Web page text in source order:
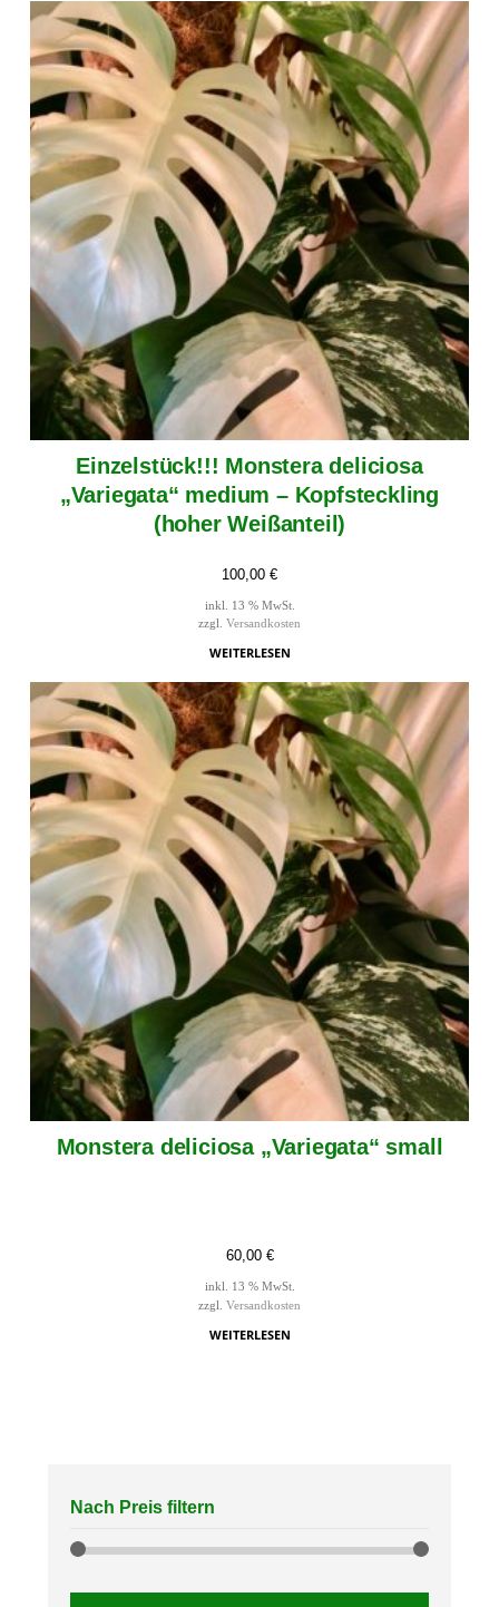
Einzelstück!!! Monstera deliciosa
„Variegata“ medium – Kopfsteckling
(hoher Weißanteil)
100,00 €
inkl. 13 % MwSt.
zzgl. Versandkosten
WEITERLESEN
Monstera deliciosa „Variegata“ small
60,00 €
inkl. 13 % MwSt.
zzgl. Versandkosten
WEITERLESEN
Nach Preis filtern